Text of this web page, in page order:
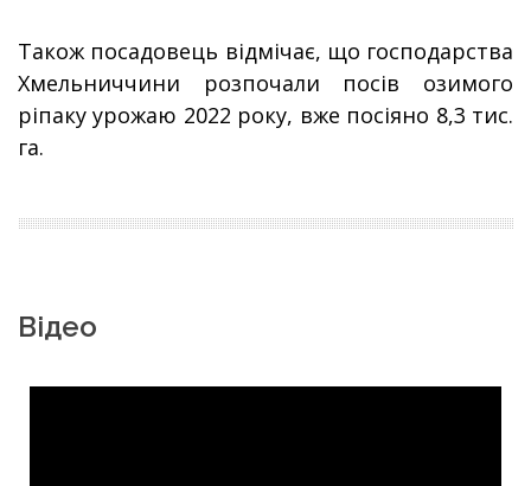
Також посадовець відмічає, що господарства
Хмельниччини розпочали посів озимого
ріпаку урожаю 2022 року, вже посіяно 8,3 тис.
га.
Відео